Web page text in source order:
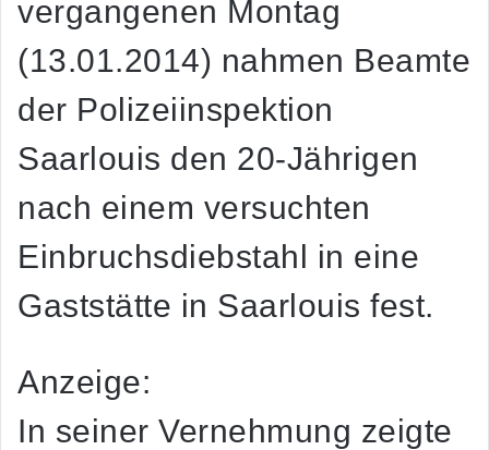
vergangenen Montag
(13.01.2014) nahmen Beamte
der Polizeiinspektion
Saarlouis den 20-Jährigen
nach einem versuchten
Einbruchsdiebstahl in eine
Gaststätte in Saarlouis fest.
Anzeige:
In seiner Vernehmung zeigte